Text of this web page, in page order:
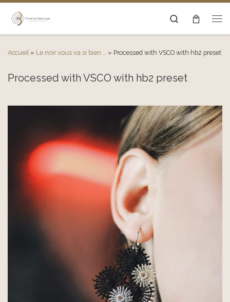
Passer au contenu Search
Accueil » Le noir vous va si bien … » Processed with VSCO with hb2 preset
Processed with VSCO with hb2 preset
Navigation des images